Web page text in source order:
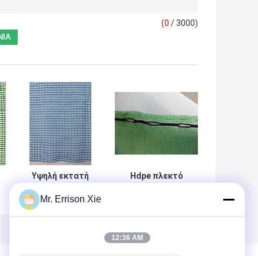
(0 / 3000)
Υψηλή εκτατή
αλιεία με δίχτυα
ανεμοφραχτών
Hdpe πλεκτό
εθνική οδός
Mr. Errison Xie
12:36 AM